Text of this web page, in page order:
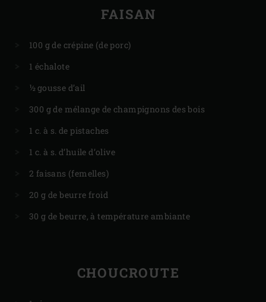
FAISAN
100 g de crépine (de porc)
1 échalote
½ gousse d’ail
300 g de mélange de champignons des bois
1 c. à s. de pistaches
1 c. à s. d’huile d’olive
2 faisans (femelles)
20 g de beurre froid
30 g de beurre, à température ambiante
CHOUCROUTE